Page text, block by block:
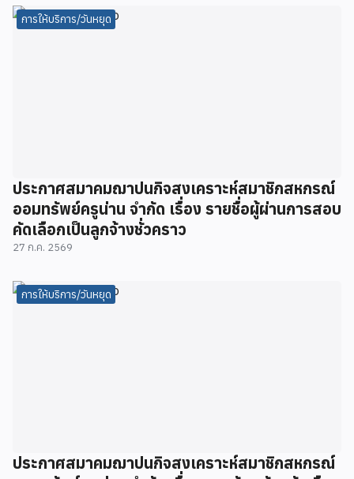
การให้บริการ/วันหยุด
ประกาศสมาคมฌาปนกิจสงเคราะห์สมาชิกสหกรณ์
ออมทรัพย์ครูน่าน จำกัด เรื่อง รายชื่อผู้ผ่านการสอบ
คัดเลือกเป็นลูกจ้างชั่วคราว
27 ก.ค. 2569
การให้บริการ/วันหยุด
ประกาศสมาคมฌาปนกิจสงเคราะห์สมาชิกสหกรณ์